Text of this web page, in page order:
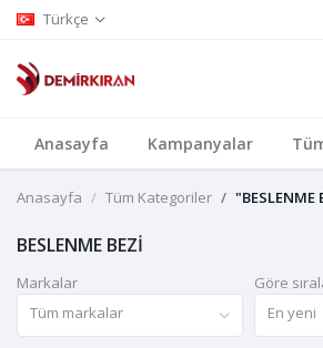
Türkçe
Anasayfa Kampanyalar
Anasayfa Tüm Kategoriler "BESLENME
BESLENME BEZİ
Markalar
Tüm markalar
Göre
En yeni